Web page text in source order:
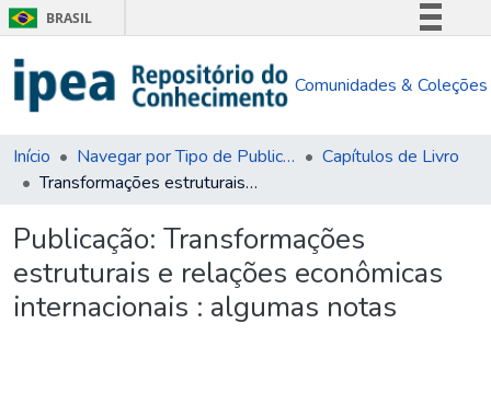
BRASIL
Comunica BR
Acesso à informação
Comunidades & Coleções
Início Navegar por Tipo de Publicação
Capítulos de Livro
Transformações estruturais e relações econômicas internacionais : algumas notas
Publicação: Transformações
estruturais e relações econômicas
internacionais : algumas notas